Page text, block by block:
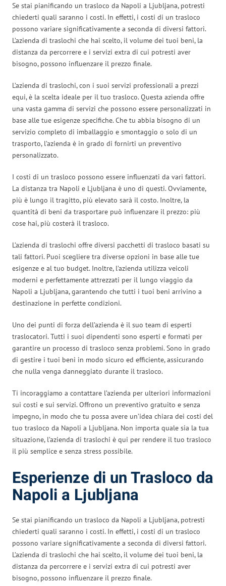
Se stai pianificando un trasloco da Napoli a Ljubljana, potresti
chiederti quali saranno i costi. In effetti, i costi di un trasloco
possono variare significativamente a seconda di diversi fattori.
L’azienda di traslochi che hai scelto, il volume dei tuoi beni, la
distanza da percorrere e i servizi extra di cui potresti aver
bisogno, possono influenzare il prezzo finale.
L’azienda di traslochi, con i suoi servizi professionali a prezzi
equi, è la scelta ideale per il tuo trasloco. Questa azienda offre
una vasta gamma di servizi che possono essere personalizzati in
base alle tue esigenze specifiche. Che tu abbia bisogno di un
servizio completo di imballaggio e smontaggio o solo di un
trasporto, l’azienda è in grado di fornirti un preventivo
personalizzato.
I costi di un trasloco possono essere influenzati da vari fattori.
La distanza tra Napoli e Ljubljana è uno di questi. Ovviamente,
più è lungo il tragitto, più elevato sarà il costo. Inoltre, la
quantità di beni da trasportare può influenzare il prezzo: più
cose hai, più costerà il trasloco.
L’azienda di traslochi offre diversi pacchetti di trasloco basati su
tali fattori. Puoi scegliere tra diverse opzioni in base alle tue
esigenze e al tuo budget. Inoltre, l’azienda utilizza veicoli
moderni e perfettamente attrezzati per il lungo viaggio da
Napoli a Ljubljana, garantendo che tutti i tuoi beni arrivino a
destinazione in perfette condizioni.
Uno dei punti di forza dell’azienda è il suo team di esperti
traslocatori. Tutti i suoi dipendenti sono esperti e formati per
garantire un processo di trasloco senza problemi. Sono in grado
di gestire i tuoi beni in modo sicuro ed efficiente, assicurando
che nulla venga danneggiato durante il trasloco.
Ti incoraggiamo a contattare l’azienda per ulteriori informazioni
sui costi e sui servizi. Offrono un preventivo gratuito e senza
impegno, in modo che tu possa avere un’idea chiara dei costi del
tuo trasloco da Napoli a Ljubljana. Non importa quale sia la tua
situazione, l’azienda di traslochi è qui per rendere il tuo trasloco
il più semplice e senza stress possibile.
Esperienze di un Trasloco da
Napoli a Ljubljana
Se stai pianificando un trasloco da Napoli a Ljubljana, potresti
chiederti quali saranno i costi. In effetti, i costi di un trasloco
possono variare significativamente a seconda di diversi fattori.
L’azienda di traslochi che hai scelto, il volume dei tuoi beni, la
distanza da percorrere e i servizi extra di cui potresti aver
bisogno, possono influenzare il prezzo finale.